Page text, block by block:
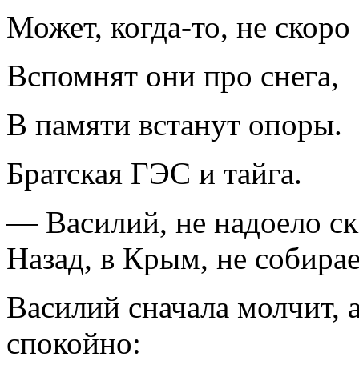
Может, когда-то, не скоро
Вспомнят они про снега,
В памяти встанут опоры.
Братская ГЭС и тайга.
— Василий, не надоело
Назад, в Крым, не
Василий сначала молчит,
спокойно: